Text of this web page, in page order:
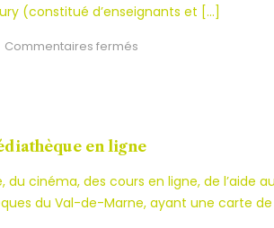
(constitué d’enseignants et […]
Commentaires fermés
en ligne
du cinéma, des cours en ligne, de l’aide
du Val-de-Marne, ayant une carte